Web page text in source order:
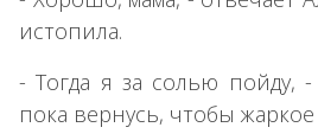
истопила.
- Тогда я за солью пойду,
пока вернусь, чтобы